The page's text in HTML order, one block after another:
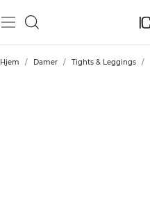
Hjem / Damer / Tights & Leggings /